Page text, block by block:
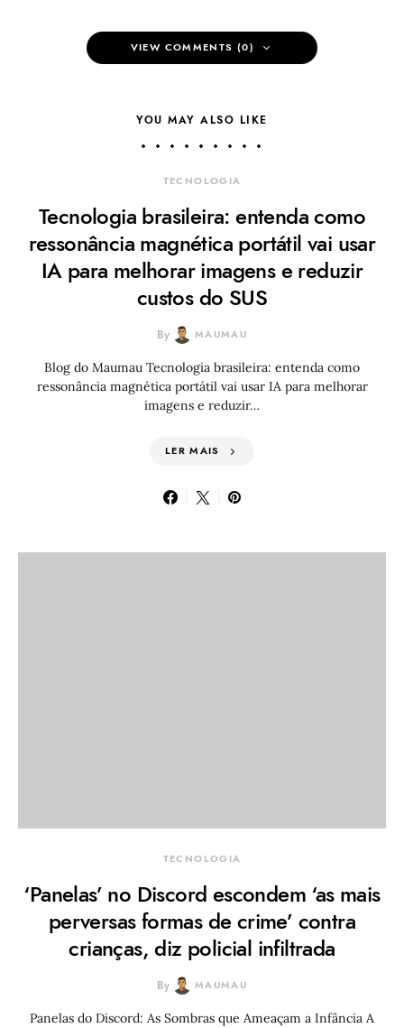
VIEW COMMENTS (0)
YOU MAY ALSO LIKE
TECNOLOGIA
Tecnologia brasileira: entenda como
ressonância magnética portátil vai usar
IA para melhorar imagens e reduzir
custos do SUS
By MAUMAU
Blog do Maumau Tecnologia brasileira: entenda como
ressonância magnética portátil vai usar IA para melhorar
imagens e reduzir…
LER MAIS
TECNOLOGIA
‘Panelas’ no Discord escondem ‘as mais
perversas formas de crime’ contra
crianças, diz policial infiltrada
By MAUMAU
Panelas do Discord: As Sombras que Ameaçam a Infância A